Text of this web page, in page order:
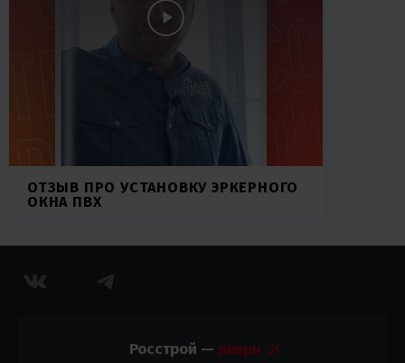
ОТЗЫВ ПРО УСТАНОВКУ ЭРКЕРНОГО
ОКНА ПВХ
Росстрой —